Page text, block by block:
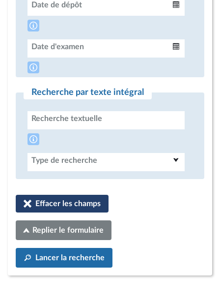
Date de dépôt
Date d'examen
Recherche par texte intégral
Recherche textuelle
Type de recherche
Effacer les champs
Replier le formulaire
Lancer la recherche